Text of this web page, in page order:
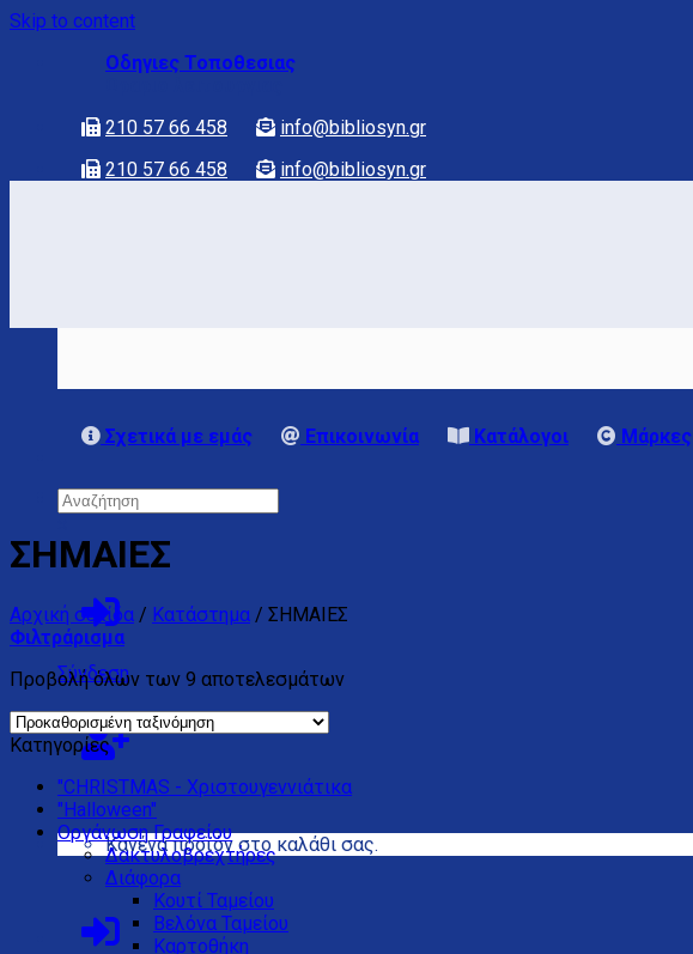
Skip to content
Οδηγιες Τοποθεσιας
210 57 66 458
info@bibliosyn.gr
210 57 66 458
info@bibliosyn.gr
Σύνδεση
Κανένα προϊόν στο καλάθι σας.
Σχετικά με εμάς Επικοινωνία Κατάλογοι Μάρκες
ΣΗΜΑΙΕΣ
Αρχική σελίδα / Κατάστημα / ΣΗΜΑΙΕΣ
Φιλτράρισμα
Προβολή όλων των 9 αποτελεσμάτων
Κατηγορίες
"CHRISTMAS - Χριστουγεννιάτικα
"Halloween"
Oργάνωση Γραφείου
Δακτυλοβρεχτήρες
Διάφορα
Kουτί Ταμείου
Βελόνα Ταμείου
Καρτοθήκη